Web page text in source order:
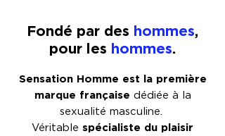
Éloge d’une
pratique libertine
Fondé par des hommes,
pour les hommes.
Sensation Homme est la première
marque française dédiée à la
sexualité masculine. ​
Véritable spécialiste du plaisir